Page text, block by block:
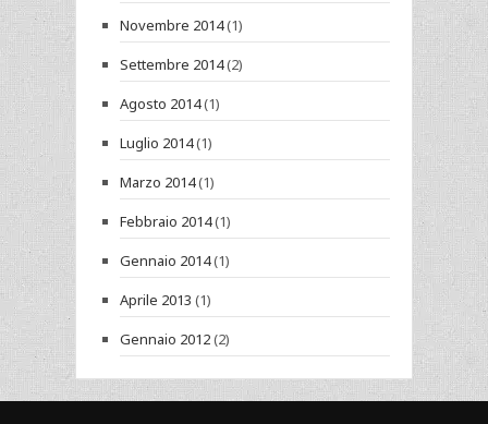
Novembre 2014(1)
Settembre 2014(2)
Agosto 2014(1)
Luglio 2014(1)
Marzo 2014(1)
Febbraio 2014(1)
Gennaio 2014(1)
Aprile 2013 (1)
Gennaio 2012(2)